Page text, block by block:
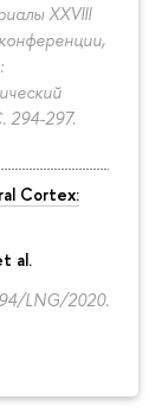
XXVIII
294-297.
Cortex:
al.
LNG/2020.